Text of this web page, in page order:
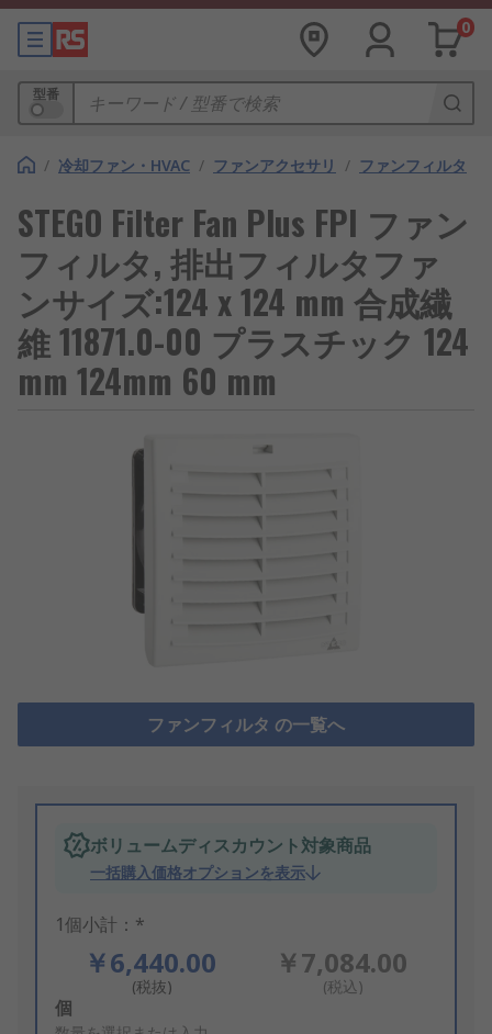
0
型番
/ 冷却ファン・HVAC / ファンアクセサリ / ファンフィルタ
STEGO Filter Fan Plus FPI ファン
フィルタ, 排出フィルタファ
ンサイズ:124 x 124 mm 合成繊
維 11871.0-00 プラスチック 124
mm 124mm 60 mm
ファンフィルタ の一覧へ
ボリュームディスカウント対象商品
一括購入価格オプションを表示
1個小計：*
￥6,440.00
(税抜)
￥7,084.00
(税込)
Add
個